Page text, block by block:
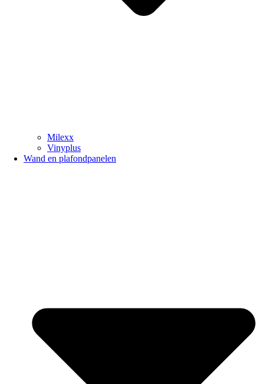
Milexx
Vinyplus
Wand en plafondpanelen